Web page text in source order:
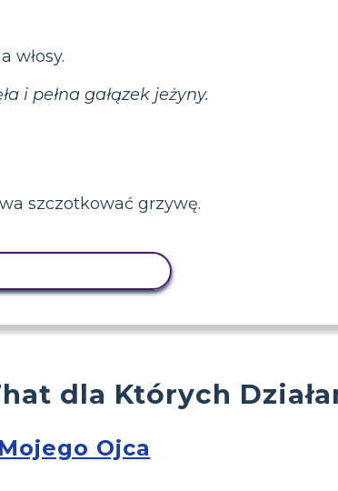
włosy.
i pełna gałązek jeżyny.
szczotkować grzywę.
dla Których
Ojca